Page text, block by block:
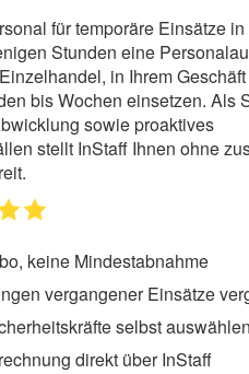
für temporäre Einsätze
Stunden eine
in Ihrem
bis Wochen einsetzen. Als
sowie proaktives
stellt InStaff Ihnen ohne
keine Mindestabnahme
vergangener Einsätze
selbst
direkt über InStaff